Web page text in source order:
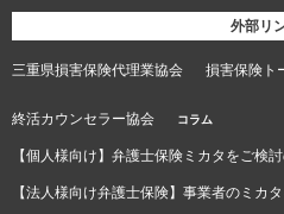
外部リ
三重県損害保険代理業協会 損害保険ト
終活カウンセラー協会 コラム
【個人様向け】弁護士保険ミカタをご検
【法人様向け弁護士保険】事業者のミカ